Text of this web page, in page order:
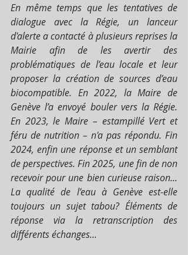
En même temps que les tentatives de
dialogue avec la Régie, un lanceur
d'alerte a contacté à plusieurs reprises la
Mairie afin de les avertir des
problématiques de l’eau locale et leur
proposer la création de sources d’eau
biocompatible. En 2022, la Maire de
Genève l’a envoyé bouler vers la Régie.
En 2023, le Maire – estampillé Vert et
féru de nutrition – n'a pas répondu. Fin
2024, enfin une réponse et un semblant
de perspectives. Fin 2025, une fin de non
recevoir pour une bien curieuse raison...
La qualité de l’eau à Genève est-elle
toujours un sujet tabou? Éléments de
réponse via la retranscription des
différents échanges...